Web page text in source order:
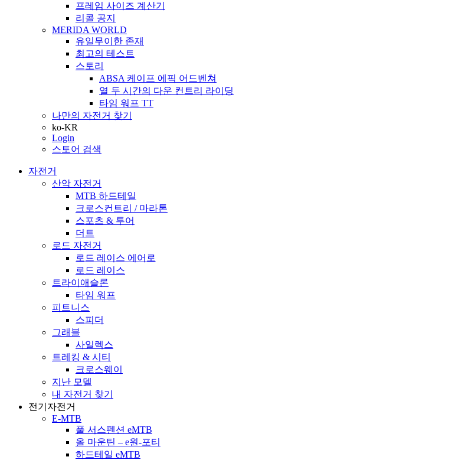
프레임 사이즈 계산기
리콜 공지
MERIDA WORLD
유일무이한 존재
최고의 테스트
스토리
ABSA 케이프 에픽 어드벤쳐
열 두 시간의 다운 컨트리 라이딩
타임 워프 TT
나만의 자전거 찾기
ko-KR
Login
스토어 검색
자전거
산악 자전거
MTB 하드테일
크로스컨트리 / 마라톤
스포츠 & 투어
더트
로드 자전거
로드 레이스 에어로
로드 레이스
트라이애슬론
타임 워프
피트니스
스피더
그래블
사일렉스
트레킹 & 시티
크로스웨이
지난 모델
내 자전거 찾기
전기자전거
E-MTB
풀 서스펜션 eMTB
올 마운틴 – e원-포티
하드테일 eMTB